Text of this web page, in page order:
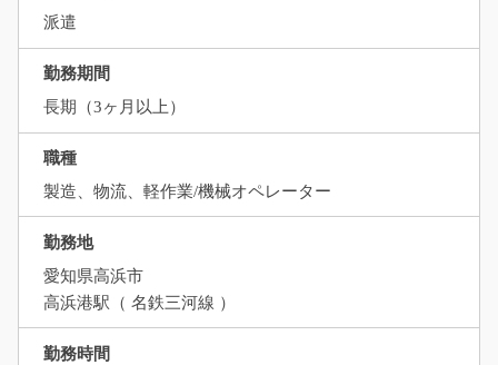
派遣
勤務期間
長期（3ヶ月以上）
職種
製造、物流、軽作業/機械オペレーター
勤務地
愛知県高浜市
高浜港駅（ 名鉄三河線 ）
勤務時間